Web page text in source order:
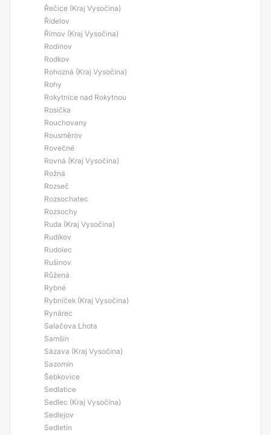
Řečice (Kraj Vysočina)
Řídelov
Římov (Kraj Vysočina)
Rodinov
Rodkov
Rohozná (Kraj Vysočina)
Rohy
Rokytnice nad Rokytnou
Rosička
Rouchovany
Rousměrov
Rovečné
Rovná (Kraj Vysočina)
Rožná
Rozseč
Rozsochatec
Rozsochy
Ruda (Kraj Vysočina)
Rudíkov
Rudolec
Rušinov
Růžená
Rybné
Rybníček (Kraj Vysočina)
Rynárec
Salačova Lhota
Samšín
Sázava (Kraj Vysočina)
Sazomín
Šebkovice
Sedlatice
Sedlec (Kraj Vysočina)
Sedlejov
Sedletín